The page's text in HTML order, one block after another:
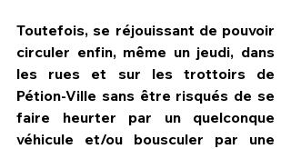
Toutefois, se réjouissant de pouvoir
circuler enfin, même un jeudi, dans
les rues et sur les trottoirs de
Pétion-Ville sans être risqués de se
faire heurter par un quelconque
véhicule et/ou bousculer par une